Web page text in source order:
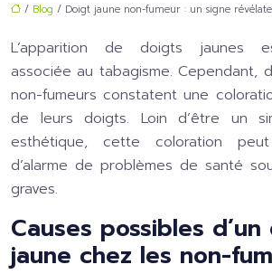
/ Blog / Doigt jaune non-fumeur : un signe
L’apparition de doigts jaunes
associée au tabagisme. Cependant,
non-fumeurs constatent une
de leurs doigts. Loin d’être un
esthétique, cette coloration
d’alarme de problèmes de santé
graves.
Causes possibles
jaune chez les non-